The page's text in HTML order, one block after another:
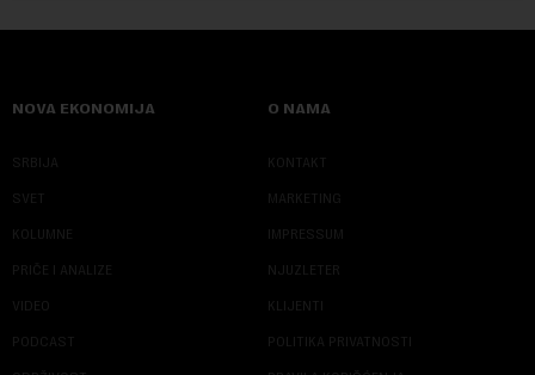
NOVA EKONOMIJA
SRBIJA
SVET
KOLUMNE
PRIČE I ANALIZE
VIDEO
PODCAST
O NAMA
KONTAKT
MARKETING
IMPRESSUM
NJUZLETER
KLIJENTI
POLITIKA PRIVATNOSTI